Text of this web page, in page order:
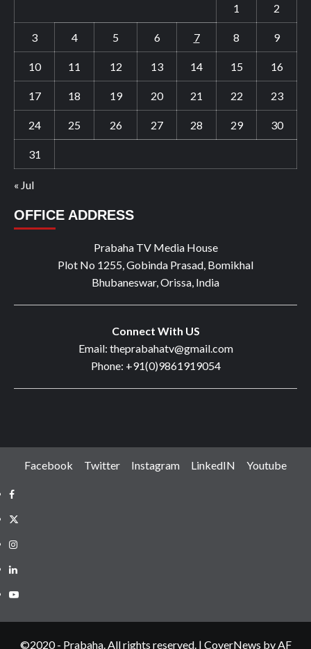
1 2
3 4 5 6 7 8 9
10 11 12 13 14 15 16
17 18 19 20 21 22 23
24 25 26 27 28 29 30
31
« Jul
OFFICE ADDRESS
Prabaha TV Media House
Plot No 1255, Gobinda Prasad, Bomikhal
Bhubaneswar, Orissa, India
Connect With US
Email: theprabahatv@gmail.com
Phone: +91(0)9861919054
Facebook Twitter Instagram LinkedIN Youtube
Facebook
Twitter
Instagram
LinkedIN
Youtube
©2020 - Prabaha. All rights reserved. | CoverNews by AF